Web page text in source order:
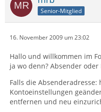
Senior-Mitglied
16. November 2009 um 23:02
Hallo und willkommen im
ja wo denn? Absender
Falls die
Kontoeinstellungen
entfernen und neu